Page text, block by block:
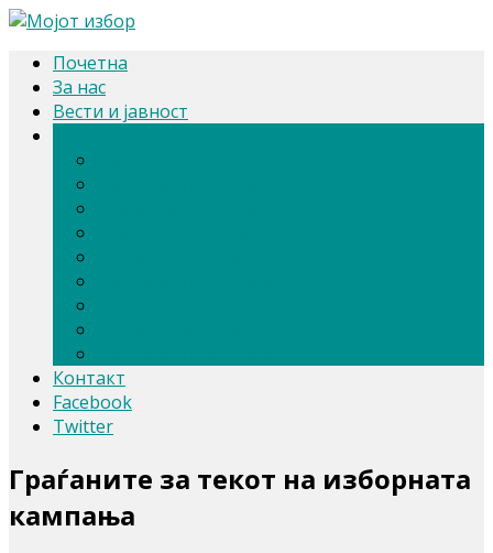
Почетна
За нас
Вести и јавност
Контакт
Facebook
Twitter
Граѓаните за текот на изборната
кампања